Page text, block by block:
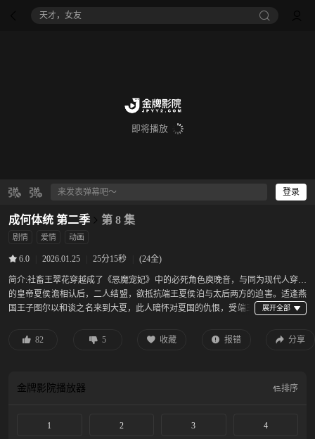
天才，女友
即将播放
登录
成何体统 第二季 第 8 集
剧情 爱情 动画
6.0 2026.01.25 25分15秒 (24全)
简介:社畜王翠花穿越成了《恶魔宠妃》中的必死角色庾晚音，与同为现代人穿越
的皇帝夏侯澹相认后，二人结盟，欲抵抗端王夏侯泊与太后两方的迫害。适逢燕
国王子图尔以和谈之名来到大夏，此人暗怀对夏国的仇恨，受端王
的事实，欲将其策反为己所用。就在这时，端王设下的伏兵准备将他们一网打
82 5 收藏 报错 分享
金牌影院播放器 排序
1 2 3 4